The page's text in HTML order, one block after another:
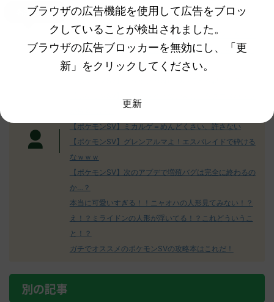
名無しさん
【ポケモンSV】色厳選頑張ってる人達のコメントをまと
めたよ！ 初めて孵化色厳選してて今500体目くらいだが
出ない
【ポケモンSV】ミカルゲ＝めんどくさい、許さない
【ポケモンSV】グレンアルマよ！エスバレイドで砕ける
なｗｗｗ
【ポケモンSV】次のアプデで増殖バグは完全に終わるの
か…？
本当に可愛いすぎる！！ニャオハの人形見てみない！？
え！？ミライドンの人形が浮いてる！？これどういうこ
と！？
ガチでオススメのポケモンSVの攻略本はこれだ！
別の記事
ブラウザの広告機能を使用して広告をブロッ
クしていることが検出されました。
ブラウザの広告ブロッカーを無効にし、「更
新」をクリックしてください。
更新